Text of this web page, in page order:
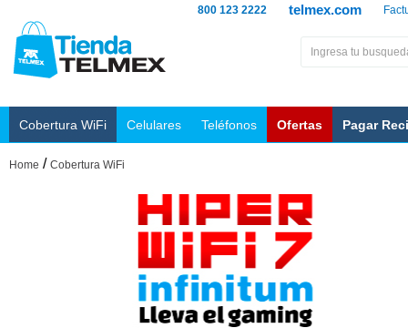
telmex.com
800 123 2222
Cobertura WiFi Celulares Teléfonos Ofertas Pagar
Home / Cobertura WiFi